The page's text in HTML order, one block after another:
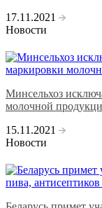
17.11.2021
Новости
Минсельхоз
молочной
15.11.2021
Новости